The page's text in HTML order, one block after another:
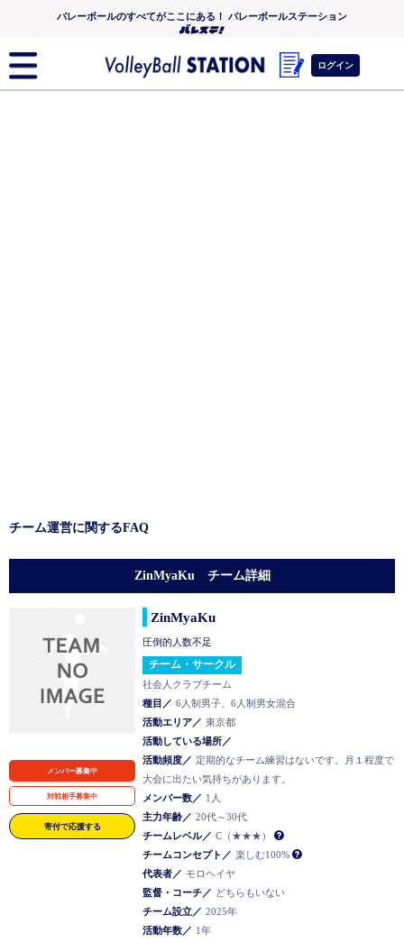
バレーボールのすべてがここにある！ バレーボールステーション
ログイン
チーム運営に関するFAQ
ZinMyaKu チーム詳細
メンバー募集中
対戦相手募集中
寄付で応援する
ZinMyaKu
圧倒的人数不足
チーム・サークル
社会人クラブチーム
種目／ 6人制男子、6人制男女混合
活動エリア／ 東京都
活動している場所／
活動頻度／ 定期的なチーム練習はないです。月１程度で
大会に出たい気持ちがあります。
メンバー数／ 1人
主力年齢／ 20代～30代
チームレベル／ C（★★★）
チームコンセプト／ 楽しむ100%
代表者／ モロヘイヤ
監督・コーチ／
どちらもいない
チーム設立／ 2025年
活動年数／ 1年